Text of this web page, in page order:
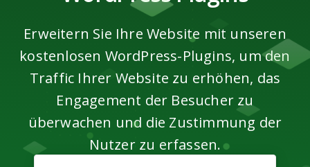
Erweitern Sie Ihre Website mit unseren
kostenlosen WordPress-Plugins, um den
Traffic Ihrer Website zu erhöhen, das
Engagement der Besucher zu
überwachen und die Zustimmung der
Nutzer zu erfassen.